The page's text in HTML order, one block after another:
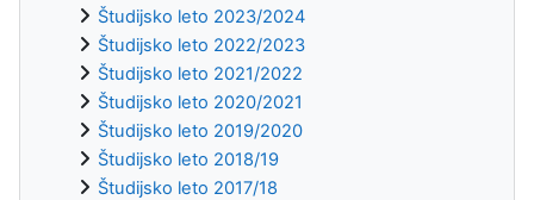
Študijsko leto 2023/2024
Študijsko leto 2022/2023
Študijsko leto 2021/2022
Študijsko leto 2020/2021
Študijsko leto 2019/2020
Študijsko leto 2018/19
Študijsko leto 2017/18